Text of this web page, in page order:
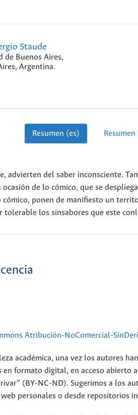
Staude
de Buenos Aires,
Argentina.
Resumen (es)
advierten del saber inconsciente.
de lo cómico, que se
ponen de manifiesto un
los sinsabores que este
Atribución-NoComercial-
académica, una vez los autores
formato digital, en acceso abierto
(BY-NC-ND). Sugerimos a los
personales o desde repositorios